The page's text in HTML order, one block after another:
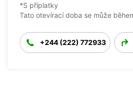
*S příplatky
Tato otevírací doba se může
+244 (222) 772933